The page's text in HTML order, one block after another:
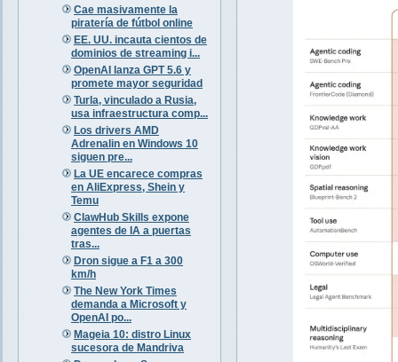
Cae masivamente la
piratería de fútbol online
EE. UU. incauta cientos de
dominios de streaming i...
OpenAI lanza GPT 5.6 y
promete mayor seguridad
Turla, vinculado a Rusia,
usa infraestructura comp...
Los drivers AMD
Adrenalin en Windows 10
siguen pre...
La UE encarece compras
en AliExpress, Shein y
Temu
ClawHub Skills expone
agentes de IA a puertas
tras...
Dron sigue a F1 a 300
km/h
The New York Times
demanda a Microsoft y
OpenAI po...
Mageia 10: distro Linux
sucesora de Mandriva